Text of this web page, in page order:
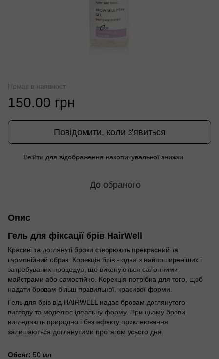
Немає в наявності
150.00 грн
Повідомити, коли з'явиться
Ввійти для відображення накопичувальної знижки
До обраного
Опис
Гель для фіксації брів HairWell
Красиві та доглянуті брови створюють прекрасний та
гармонійний образ. Корекція брів - одна з найпоширеніших і
затребуваних процедур, що виконуються салонними
майстрами або самостійно. Корекція потрібна для того, щоб
надати бровам більш правильної, красивої форми.
Гель для брів від HAIRWELL надає бровам доглянутого
вигляду та моделює ідеальну форму. При цьому брови
виглядають природно і без ефекту приклеювання
залишаються доглянутими протягом усього дня.
Обсяг: 50 мл